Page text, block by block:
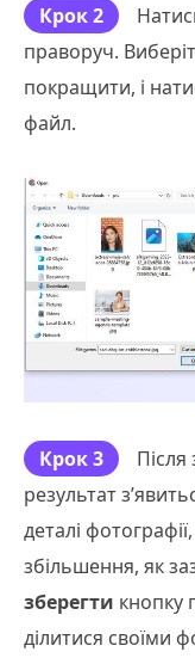
Крок 2
праворуч.
покращити, і
файл.
Крок 3
результат
деталі
збільшення, як
зберегти кнопку
ділитися своїми